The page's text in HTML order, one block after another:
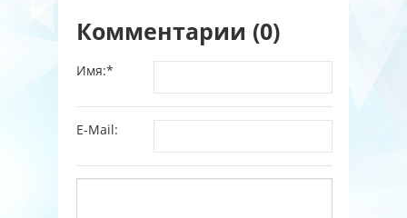
Комментарии (0)
Имя:*
E-Mail: